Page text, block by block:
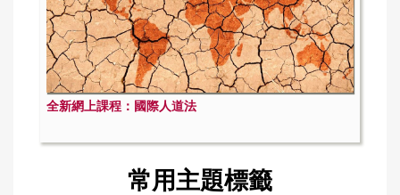
全新網上課程：國際人道法
常用主題標籤